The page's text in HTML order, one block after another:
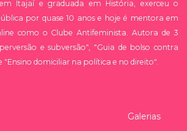
Itajaí e graduada em História, exerceu o
por quase 10 anos e hoje é mentora em
como o Clube Antifeminista. Autora de 3
e subversão", "Guia de bolso contra
"Ensino domiciliar na política e no direito".
Galerias